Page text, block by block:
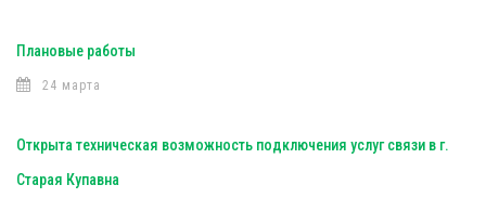
Плановые работы
24 марта
Открыта техническая возможность подключения услуг связи в г.
Старая Купавна